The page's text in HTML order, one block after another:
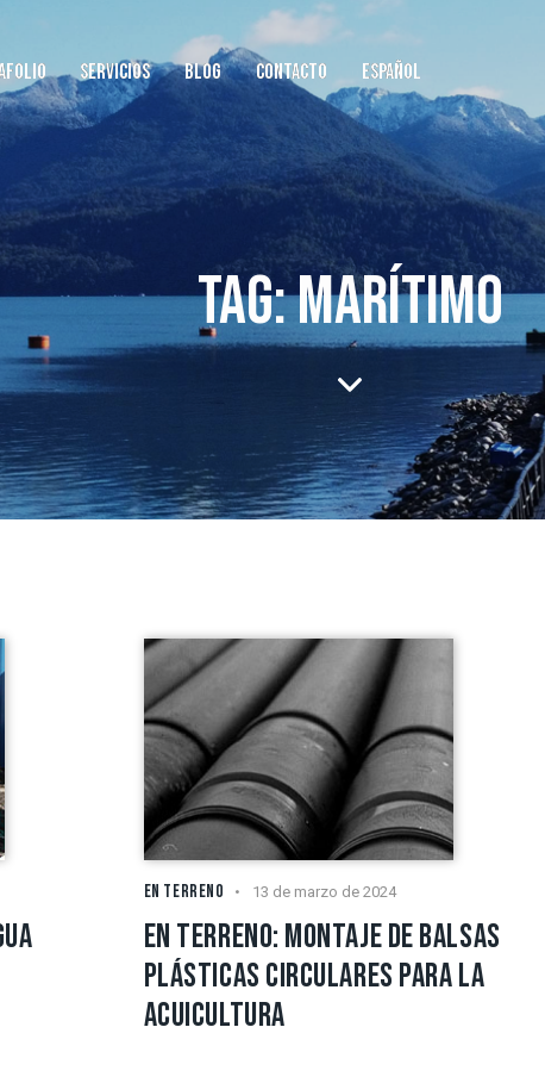
SERVICIOS BLOG CONTACTO ESPAÑOL
TAG: MARÍTIMO
EN TERRENO 13 de marzo de 2024
EN TERRENO: MONTAJE DE BALSAS
PLÁSTICAS CIRCULARES PARA LA
ACUICULTURA